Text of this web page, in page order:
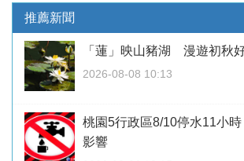
推薦新聞
「蓮」映山豬湖 漫遊初秋
2026-08-08 10:13
桃園5行政區8/10停水11小
影響